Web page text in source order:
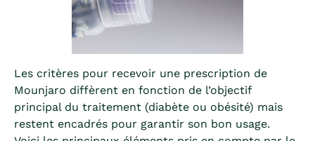
Les critères pour recevoir une prescription de
Mounjaro diffèrent en fonction de l’objectif
principal du traitement (diabète ou obésité) mais
restent encadrés pour garantir son bon usage.